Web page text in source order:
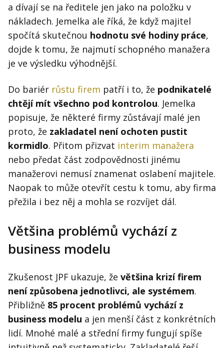
a dívají se na ředitele jen jako na položku v
nákladech. Jemelka ale říká, že když majitel
spočítá skutečnou hodnotu své hodiny práce,
dojde k tomu, že najmutí schopného manažera
je ve výsledku výhodnější.
Do bariér růstu firem patří i to, že podnikatelé
chtějí mít všechno pod kontrolou. Jemelka
popisuje, že některé firmy zůstávají malé jen
proto, že zakladatel není ochoten pustit
kormidlo. Přitom přizvat interim manažera
nebo předat část zodpovědnosti jinému
manažerovi nemusí znamenat oslabení majitele.
Naopak to může otevřít cestu k tomu, aby firma
přežila i bez něj a mohla se rozvíjet dál.
Většina problémů vychází z
business modelu
Zkušenost JPF ukazuje, že většina krizí firem
není způsobena jednotlivci, ale systémem.
Přibližně 85 procent problémů vychází z
business modelu a jen menší část z konkrétních
lidí. Mnohé malé a střední firmy fungují spíše